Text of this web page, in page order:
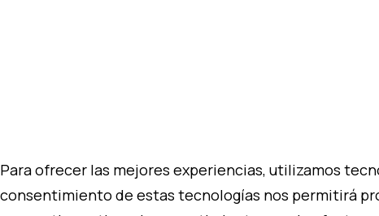
Para ofrecer las mejores experiencias, utilizamos
consentimiento de estas tecnologías nos permitirá